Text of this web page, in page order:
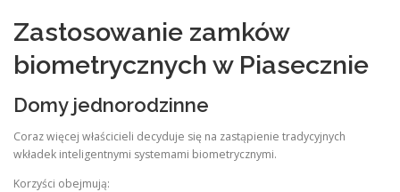
Zastosowanie zamków
biometrycznych w Piasecznie
Domy jednorodzinne
Coraz więcej właścicieli decyduje się na zastąpienie tradycyjnych
wkładek inteligentnymi systemami biometrycznymi.
Korzyści obejmują: